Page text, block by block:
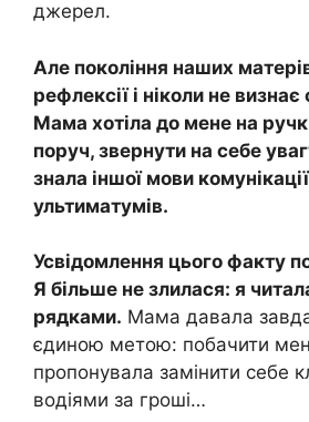
джерел.
Але покоління наших
рефлексії і ніколи не
Мама хотіла до мене на
поруч, звернути на себе
знала іншої мови
ультиматумів.
Усвідомлення цього факту
Я більше не злилася: я
рядками. Мама давала
єдиною метою: побачити
пропонувала замінити себе
водіями за гроші…